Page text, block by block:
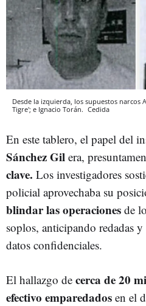
Desde la izquierda, los supuestos narcos
Tigre'; e Ignacio Torán. Cedida
En este tablero, el papel del
Sánchez Gil era,
clave. Los investigadores
policial aprovechaba su
blindar las operaciones de
soplos, anticipando redadas
datos confidenciales.
El hallazgo de cerca de 20
efectivo emparedados en el